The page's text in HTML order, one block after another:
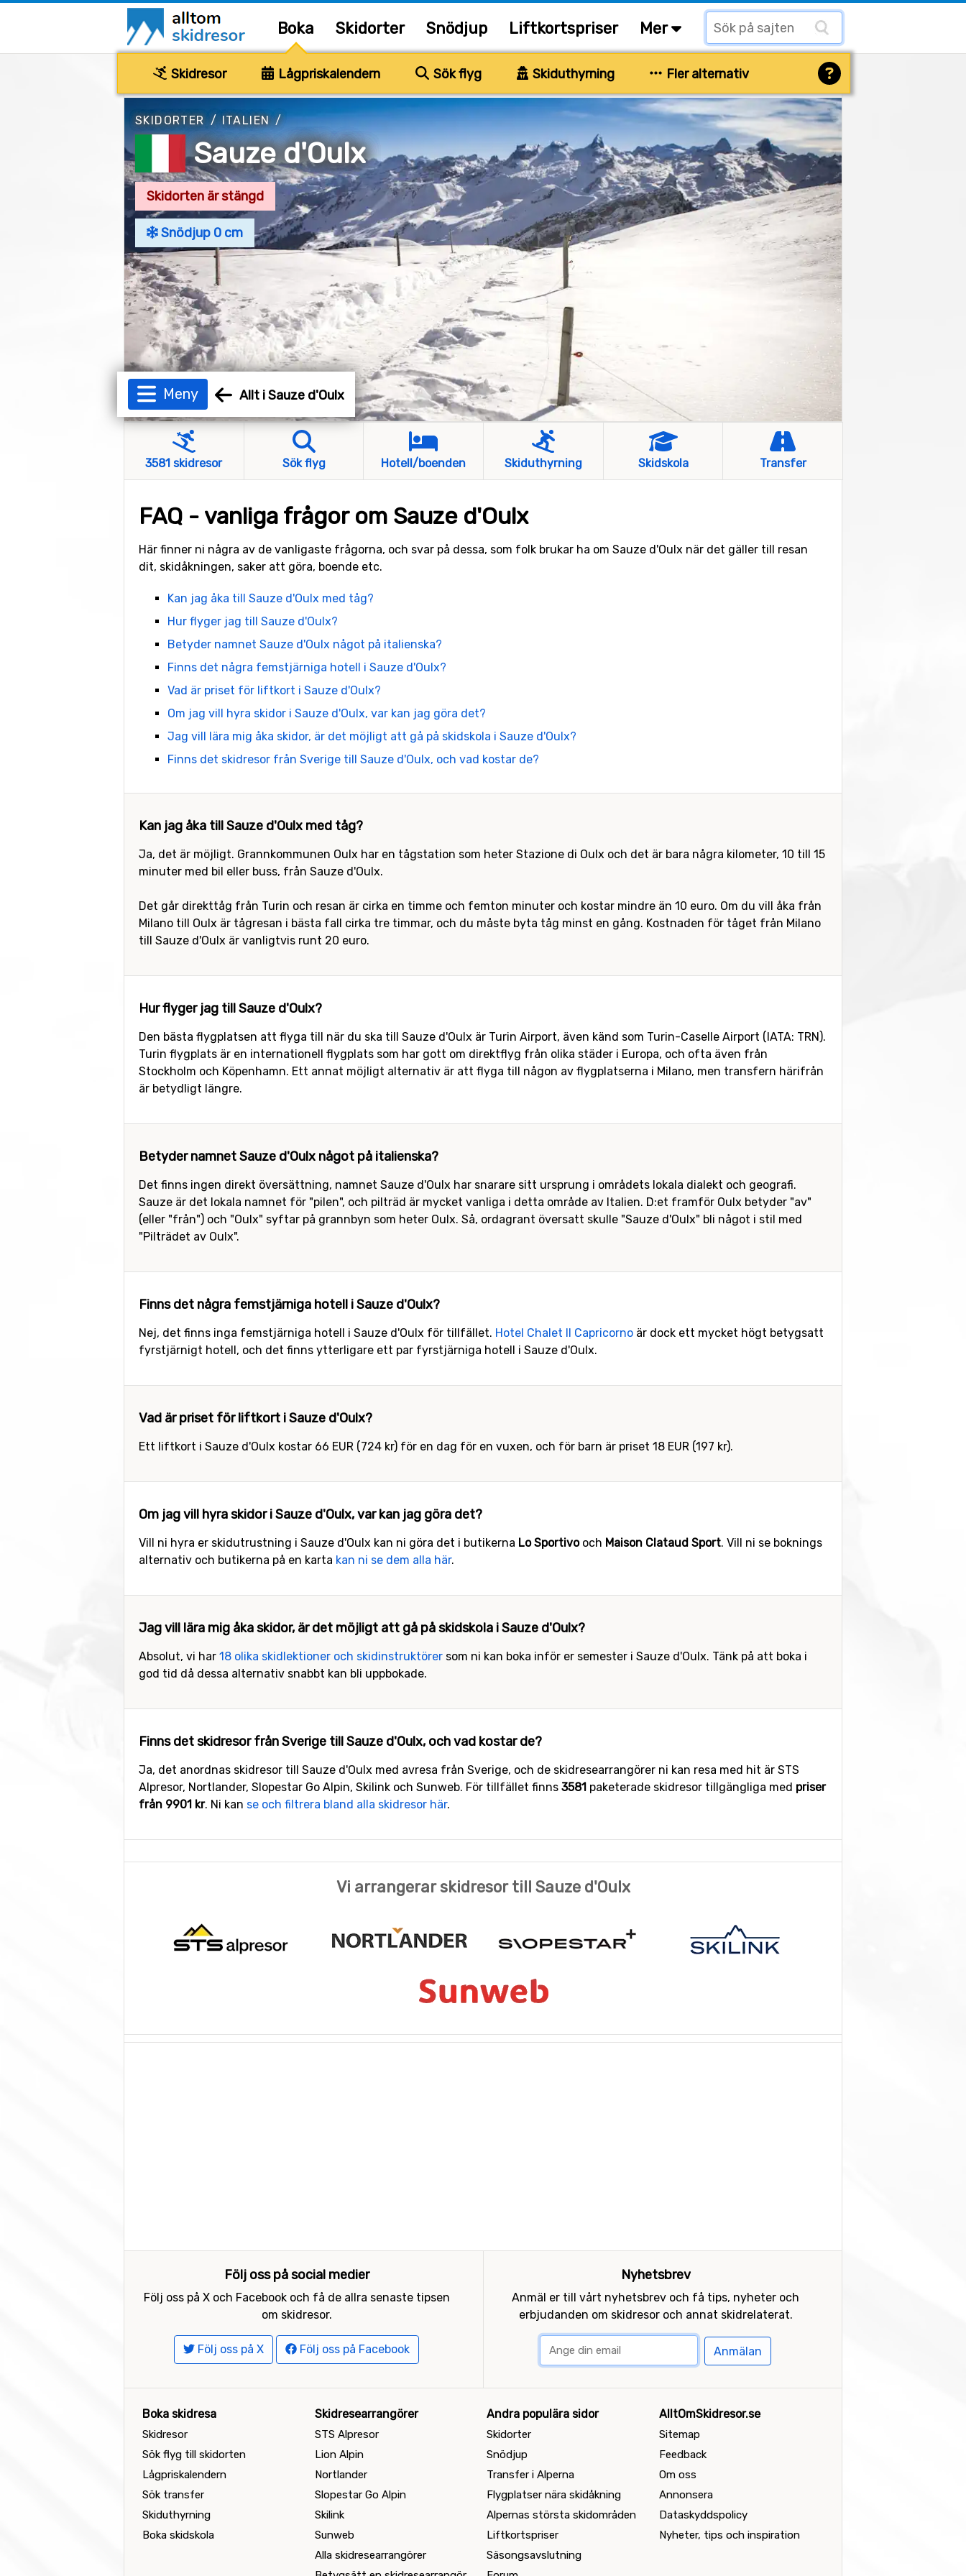
Boka Skidorter Snödjup Liftkortspriser Mer
Skidresor Lågpriskalendern Sök flyg Skiduthyrning Fler alternativ
SKIDORTER /ITALIEN/
Sauze d'Oulx
Skidorten är stängd
Snödjup 0 cm
Meny Allt i Sauze d'Oulx
3581 skidresor Sök flyg Hotell/boenden Skiduthyrning Skidskola Transfer
FAQ - vanliga frågor om Sauze d'Oulx
Här finner ni några av de vanligaste frågorna, och svar på dessa, som folk brukar ha om Sauze d'Oulx när det gäller till resan
dit, skidåkningen, saker att göra, boende etc.
Kan jag åka till Sauze d'Oulx med tåg?
Hur flyger jag till Sauze d'Oulx?
Betyder namnet Sauze d'Oulx något på italienska?
Finns det några femstjärniga hotell i Sauze d'Oulx?
Vad är priset för liftkort i Sauze d'Oulx?
Om jag vill hyra skidor i Sauze d'Oulx, var kan jag göra det?
Jag vill lära mig åka skidor, är det möjligt att gå på skidskola i Sauze d'Oulx?
Finns det skidresor från Sverige till Sauze d'Oulx, och vad kostar de?
Kan jag åka till Sauze d'Oulx med tåg?
Ja, det är möjligt. Grannkommunen Oulx har en tågstation som heter Stazione di Oulx och det är bara några kilometer, 10 till 15
minuter med bil eller buss, från Sauze d'Oulx.
Det går direkttåg från Turin och resan är cirka en timme och femton minuter och kostar mindre än 10 euro. Om du vill åka från
Milano till Oulx är tågresan i bästa fall cirka tre timmar, och du måste byta tåg minst en gång. Kostnaden för tåget från Milano
till Sauze d'Oulx är vanligtvis runt 20 euro.
Hur flyger jag till Sauze d'Oulx?
Den bästa flygplatsen att flyga till när du ska till Sauze d'Oulx är Turin Airport, även känd som Turin-Caselle Airport (IATA: TRN).
Turin flygplats är en internationell flygplats som har gott om direktflyg från olika städer i Europa, och ofta även från
Stockholm och Köpenhamn. Ett annat möjligt alternativ är att flyga till någon av flygplatserna i Milano, men transfern härifrån
är betydligt längre.
Betyder namnet Sauze d'Oulx något på italienska?
Det finns ingen direkt översättning, namnet Sauze d'Oulx har snarare sitt ursprung i områdets lokala dialekt och geografi.
Sauze är det lokala namnet för "pilen", och pilträd är mycket vanliga i detta område av Italien. D:et framför Oulx betyder "av"
(eller "från") och "Oulx" syftar på grannbyn som heter Oulx. Så, ordagrant översatt skulle "Sauze d'Oulx" bli något i stil med
"Pilträdet av Oulx".
Finns det några femstjärniga hotell i Sauze d'Oulx?
Nej, det finns inga femstjärniga hotell i Sauze d'Oulx för tillfället. Hotel Chalet Il Capricorno är dock ett mycket högt betygsatt
fyrstjärnigt hotell, och det finns ytterligare ett par fyrstjärniga hotell i Sauze d'Oulx.
Vad är priset för liftkort i Sauze d'Oulx?
Ett liftkort i Sauze d'Oulx kostar 66 EUR (724 kr) för en dag för en vuxen, och för barn är priset 18 EUR (197 kr).
Om jag vill hyra skidor i Sauze d'Oulx, var kan jag göra det?
Vill ni hyra er skidutrustning i Sauze d'Oulx kan ni göra det i butikerna Lo Sportivooch Maison Clataud Sport. Vill ni se boknings
alternativ och butikerna på en karta kan ni se dem alla här.
Jag vill lära mig åka skidor, är det möjligt att gå på skidskola i Sauze d'Oulx?
Absolut, vi har 18 olika skidlektioner och skidinstruktörer som ni kan boka inför er semester i Sauze d'Oulx. Tänk på att boka i
god tid då dessa alternativ snabbt kan bli uppbokade.
Finns det skidresor från Sverige till Sauze d'Oulx, och vad kostar de?
Ja, det anordnas skidresor till Sauze d'Oulx med avresa från Sverige, och de skidresearrangörer ni kan resa med hit är STS
Alpresor, Nortlander, Slopestar Go Alpin, Skilink och Sunweb. För tillfället finns 3581 paketerade skidresor tillgängliga med priser
från 9901 kr. Ni kan se och filtrera bland alla skidresor här.
Vi arrangerar skidresor till Sauze d'Oulx
Följ oss på social medier
Följ oss på X och Facebook och få de allra senaste tipsen
om skidresor.
Följ oss på X Följ oss på Facebook
Nyhetsbrev
Anmäl er till vårt nyhetsbrev och få tips, nyheter och
erbjudanden om skidresor och annat skidrelaterat.
Anmälan
Boka skidresa
Skidresor
Sök flyg till skidorten
Lågpriskalendern
Sök transfer
Skiduthyrning
Boka skidskola
Skidresearrangörer
STS Alpresor
Lion Alpin
Nortlander
Slopestar Go Alpin
Skilink
Sunweb
Alla skidresearrangörer
Andra populära sidor
Skidorter
Snödjup
Transfer i Alperna
Flygplatser nära skidåkning
Alpernas största skidområden
Liftkortspriser
Säsongsavslutning
AlltOmSkidresor.se
Sitemap
Feedback
Om oss
Annonsera
Dataskyddspolicy
Nyheter, tips och inspiration